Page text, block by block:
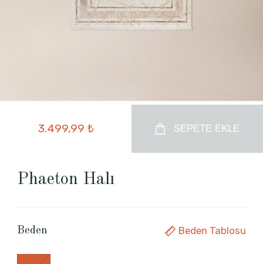
3.499,99 ₺ SEPETE EKLE
Phaeton Halı
Beden Beden Tablosu